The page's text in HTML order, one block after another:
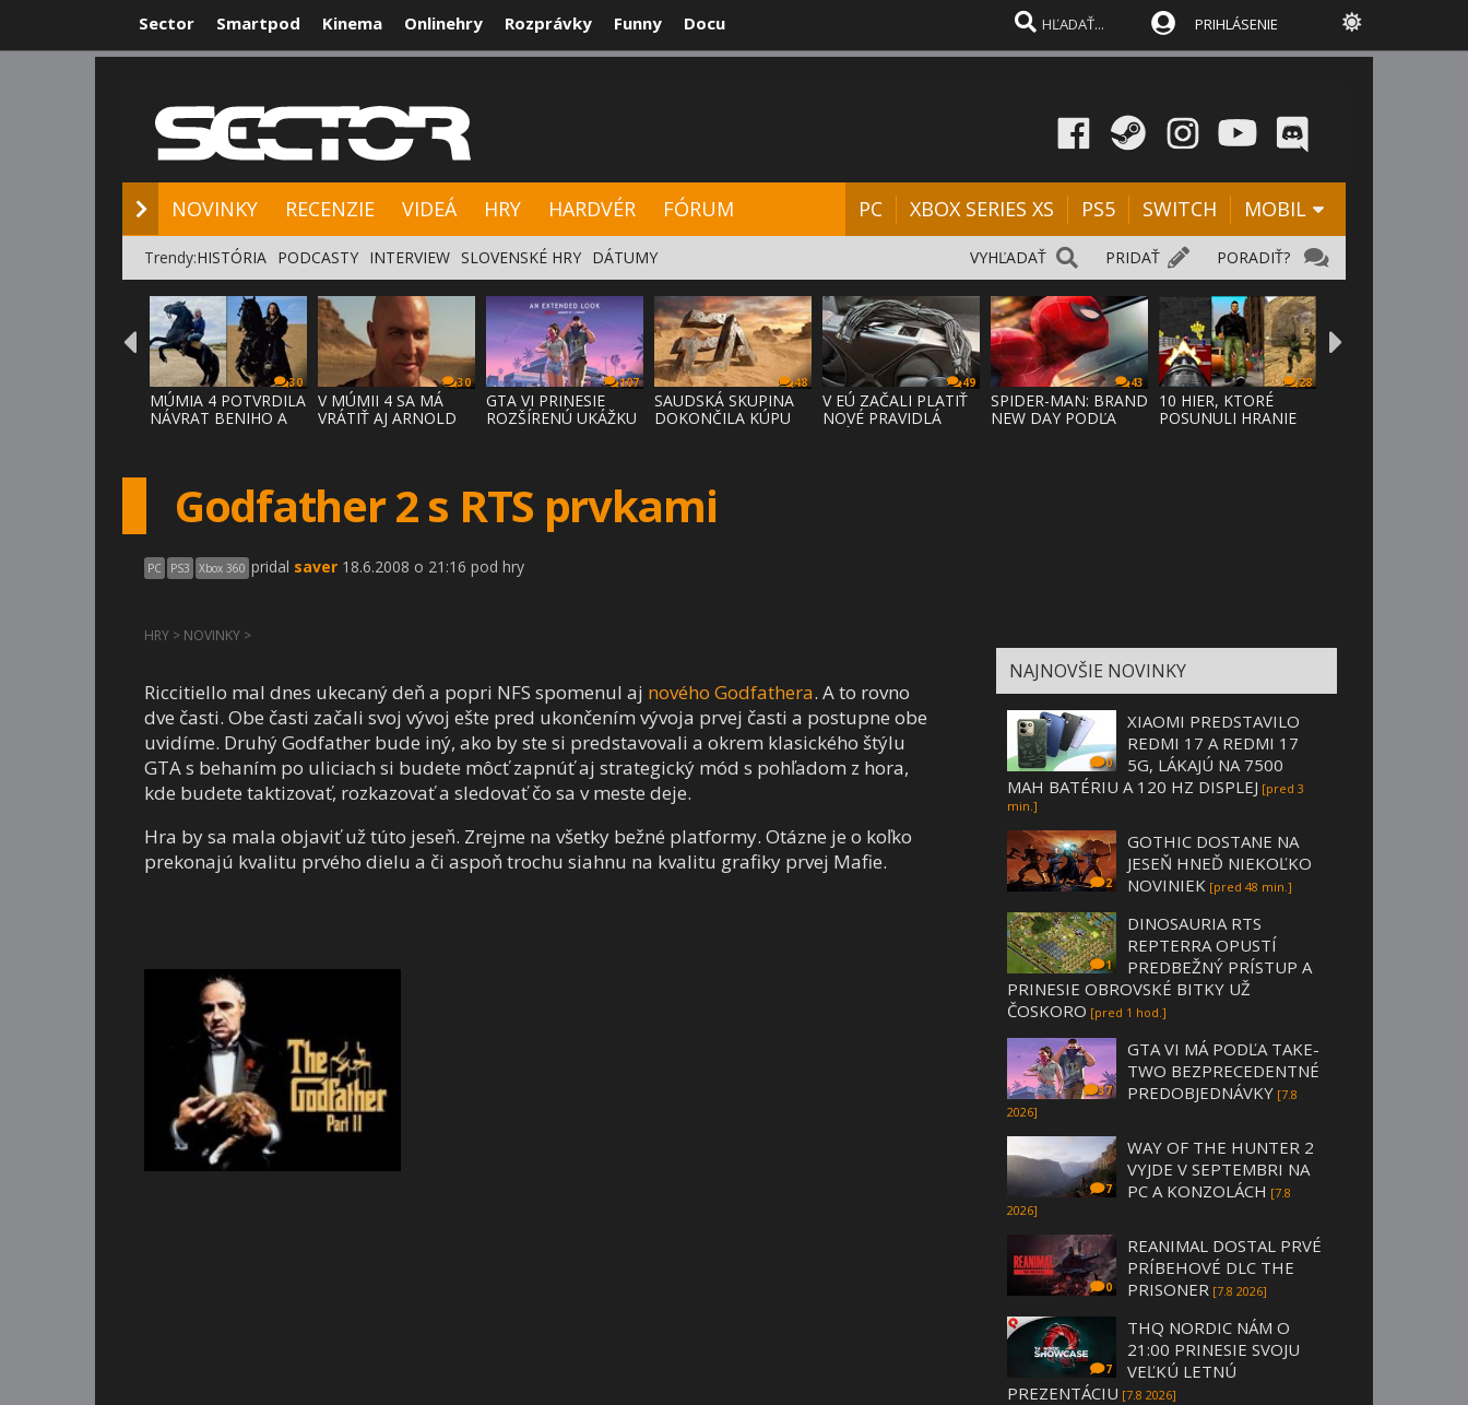
Sector Smartpod Kinema Onlinehry Rozprávky Funny Docu PRIHLÁSENIE
NOVINKY RECENZIE VIDEÁ HRY HARDVÉR FÓRUM PC XBOX SERIES XS PS5 SWITCH MOBIL
PORADIŤ?
PRIDAŤ
VYHĽADAŤ
Trendy:HISTÓRIA PODCASTY INTERVIEW SLOVENSKÉ HRY DÁTUMY
30
MÚMIA 4 POTVRDILA
NÁVRAT BENIHO A
30
V MÚMII 4 SA MÁ
VRÁTIŤ AJ ARNOLD
107
GTA VI PRINESIE
ROZŠÍRENÚ UKÁŽKU
48
SAUDSKÁ SKUPINA
DOKONČILA KÚPU
49
V EÚ ZAČALI PLATIŤ
NOVÉ PRAVIDLÁ
43
SPIDER-MAN: BRAND
NEW DAY PODĽA
28
10 HIER, KTORÉ
POSUNULI HRANIE
Godfather 2 s RTS prvkami
PC PS3 Xbox 360 pridal saver 18.6.2008 o 21:16 pod hry
HRY > NOVINKY >
Riccitiello mal dnes ukecaný deň a popri NFS spomenul aj nového Godfathera. A to rovno
dve časti. Obe časti začali svoj vývoj ešte pred ukončením vývoja prvej časti a postupne obe
uvidíme. Druhý Godfather bude iný, ako by ste si predstavovali a okrem klasického štýlu
GTA s behaním po uliciach si budete môcť zapnúť aj strategický mód s pohľadom z hora,
kde budete taktizovať, rozkazovať a sledovať čo sa v meste deje.
Hra by sa mala objaviť už túto jeseň. Zrejme na všetky bežné platformy. Otázne je o koľko
prekonajú kvalitu prvého dielu a či aspoň trochu siahnu na kvalitu grafiky prvej Mafie.
NAJNOVŠIE NOVINKY
0
XIAOMI PREDSTAVILO
REDMI 17 A REDMI 17
5G, LÁKAJÚ NA 7500
MAH BATÉRIU A 120 HZ DISPLEJ [pred 3
min.]
2
GOTHIC DOSTANE NA
JESEŇ HNEĎ NIEKOĽKO
NOVINIEK [pred 48 min.]
1
DINOSAURIA RTS
REPTERRA OPUSTÍ
PREDBEŽNÝ PRÍSTUP A
PRINESIE OBROVSKÉ BITKY UŽ
ČOSKORO [pred 1 hod.]
37
GTA VI MÁ PODĽA TAKE-
TWO BEZPRECEDENTNÉ
PREDOBJEDNÁVKY [7.8
2026]
7
WAY OF THE HUNTER 2
VYJDE V SEPTEMBRI NA
PC A KONZOLÁCH [7.8
2026]
0
REANIMAL DOSTAL PRVÉ
PRÍBEHOVÉ DLC THE
PRISONER [7.8 2026]
7
THQ NORDIC NÁM O
21:00 PRINESIE SVOJU
VEĽKÚ LETNÚ
PREZENTÁCIU [7.8 2026]